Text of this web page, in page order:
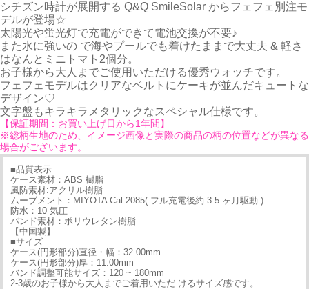
シチズン時計が展開する Q&Q SmileSolar からフェフェ別注モ
デルが登場☆
太陽光や蛍光灯で充電ができて電池交換が不要♪
また水に強いの で海やプールでも着けたままで大丈夫 & 軽さ
はなんとミニトマト2個分。
お子様から大人までご使用いただける優秀ウォッチです。
フェフェモデルはクリアなベルトにケーキが並んだキュートな
デザイン♡
文字盤もキラキラメタリックなスペシャル仕様です。
【保証期間：お買い上げ日から1年間】
※総柄生地のため、イメージ画像と実際の商品の柄の位置などが異なる
場合がございます。
■品質表示
ケース素材：ABS 樹脂
風防素材:アクリル樹脂
ムーブメント：MIYOTA Cal.2085( フル充電後約 3.5 ヶ月駆動 )
防水：10 気圧
バンド素材：ポリウレタン樹脂
【中国製】
■サイズ
ケース(円形部分)直径・幅：32.00mm
ケース(円形部分)厚：11.00mm
バンド調整可能サイズ：120 ~ 180mm
2-3歳のお子様から大人までご着用いただ けるサイズ感です。